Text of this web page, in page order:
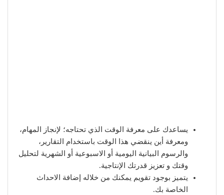
يساعدك على معرفة الوقت الذي تحتاجه؛ لإنجاز المهام،
ومعرفة أين ينقضي هذا الوقت باستخدام التقارير،
والرسوم البيانية اليومية أو الاسبوعية أو الشهرية لتحليل
وقتك و تعزيز قدرتك الإنتاجية.
يتميز بوجود تقويم يمكنك من خلاله إضافة الاحداث
الخاصة بك.